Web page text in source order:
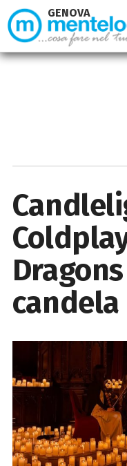
candela
GENOVA